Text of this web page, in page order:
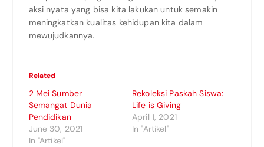
aksi nyata yang bisa kita lakukan untuk semakin
meningkatkan kualitas kehidupan kita dalam
mewujudkannya.
Related
2 Mei Sumber
Semangat Dunia
Pendidikan
June 30, 2021
In "Artikel"
Rekoleksi Paskah Siswa:
Life is Giving
April 1, 2021
In "Artikel"